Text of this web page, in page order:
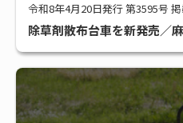
令和8年4月20日発行 第3595号
除草剤散布台車を新発売／